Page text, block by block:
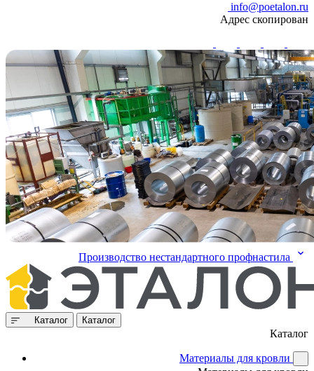
info@poetalon.ru
Адрес скопирован
Производство нестандартного профнастила
Каталог Каталог
Каталог
Материалы для кровли